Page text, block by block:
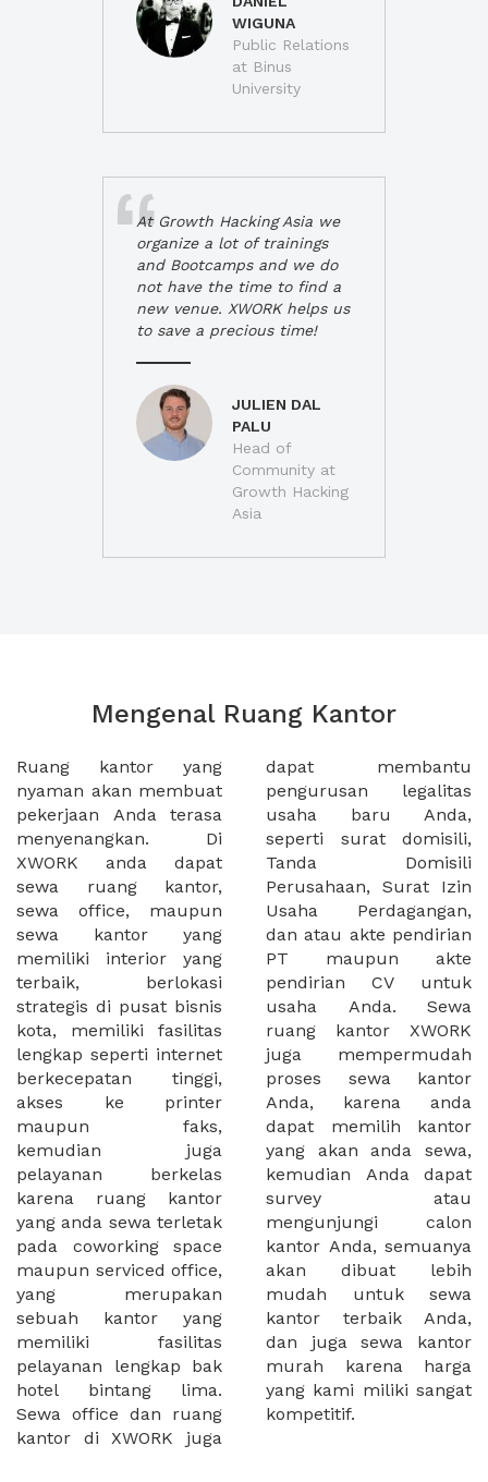
WIGUNA
Public Relations
at Binus
University
At Growth Hacking Asia we
organize a lot of trainings
and Bootcamps and we do
not have the time to find a
new venue. XWORK helps us
to save a precious time!
JULIEN DAL
PALU
Head of
Community at
Growth Hacking
Asia
Mengenal Ruang Kantor
Ruang kantor yang
nyaman akan membuat
pekerjaan Anda terasa
menyenangkan. Di
XWORK anda dapat
sewa ruang kantor,
sewa office, maupun
sewa kantor yang
memiliki interior yang
terbaik, berlokasi
strategis di pusat bisnis
kota, memiliki fasilitas
lengkap seperti internet
berkecepatan tinggi,
akses ke printer
maupun faks,
kemudian juga
pelayanan berkelas
karena ruang kantor
yang anda sewa terletak
pada coworking space
maupun serviced office,
yang merupakan
sebuah kantor yang
memiliki fasilitas
pelayanan lengkap bak
hotel bintang lima.
Sewa office dan ruang
kantor di XWORK juga
dapat membantu
pengurusan legalitas
usaha baru Anda,
seperti surat domisili,
Tanda Domisili
Perusahaan, Surat Izin
Usaha Perdagangan,
dan atau akte pendirian
PT maupun akte
pendirian CV untuk
usaha Anda. Sewa
ruang kantor XWORK
juga mempermudah
proses sewa kantor
Anda, karena anda
dapat memilih kantor
yang akan anda sewa,
kemudian Anda dapat
survey atau
mengunjungi calon
kantor Anda, semuanya
akan dibuat lebih
mudah untuk sewa
kantor terbaik Anda,
dan juga sewa kantor
murah karena harga
yang kami miliki sangat
kompetitif.